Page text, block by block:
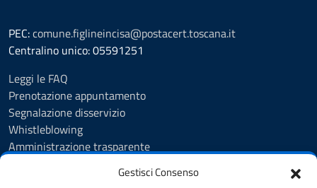
Gestisci Consenso
PEC:comune.figlineincisa@postacert.toscana.it
Centralino unico: 05591251
Leggi le FAQ
Prenotazione appuntamento
Segnalazione disservizio
Whistleblowing
Amministrazione trasparente